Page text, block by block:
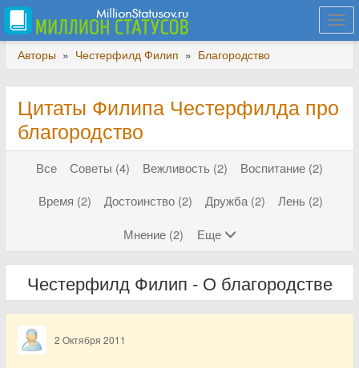
Авторы » Честерфилд Филип » Благородство
Цитаты Филипа Честерфилда про
благородство
Все Советы (4) Вежливость (2)
Воспитание (2)
Время (2)
Достоинство (2) Дружба (2)
Лень (2)
Мнение (2)
Еще
Честерфилд Филип - О благородстве
2 Октября 2011